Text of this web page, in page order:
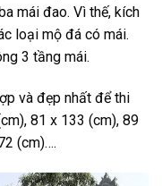
mái đao. Vì thế, kích
loại mộ đá có mái.
3 tầng mái.
và đẹp nhất để thi
81 x 133 (cm), 89
(cm)….